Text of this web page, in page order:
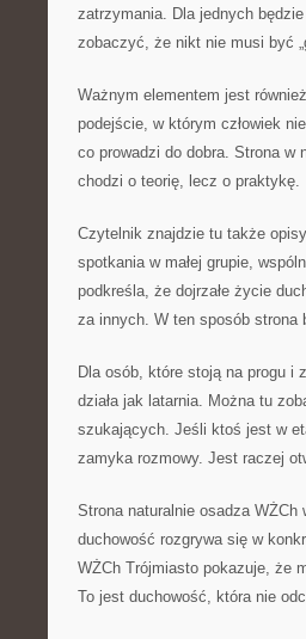
zatrzymania. Dla jednych
zobaczyć, że nikt nie musi być
Ważnym elementem jest
podejście, w którym człowiek
co prowadzi do dobra. Strona w
chodzi o teorię, lecz o praktykę.
Czytelnik znajdzie tu także
spotkania w małej grupie,
podkreśla, że dojrzałe życie
za innych. W ten sposób strona
Dla osób, które stoją na progu i
działa jak latarnia. Można tu
szukających. Jeśli ktoś jest w
zamyka rozmowy. Jest raczej
Strona naturalnie osadza
duchowość rozgrywa się w
WŻCh Trójmiasto pokazuje, że
To jest duchowość, która nie